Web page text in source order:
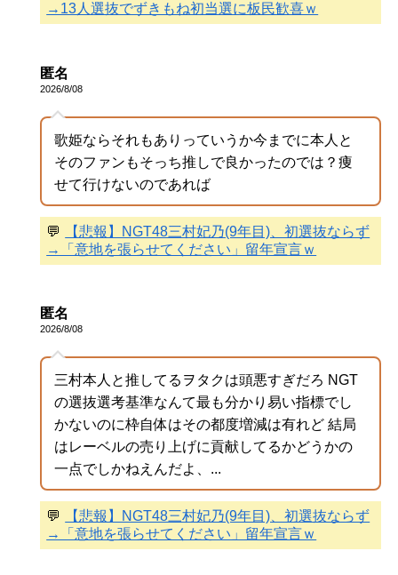
→13人選抜でずきもね初当選に板民歓喜ｗ
匿名
2026/8/08
歌姫ならそれもありっていうか今までに本人と
そのファンもそっち推しで良かったのでは？痩
せて行けないのであれば
💬
【悲報】NGT48三村妃乃(9年目)、初選抜ならず
→「意地を張らせてください」留年宣言ｗ
匿名
2026/8/08
三村本人と推してるヲタクは頭悪すぎだろ NGT
の選抜選考基準なんて最も分かり易い指標でし
かないのに枠自体はその都度増減は有れど 結局
はレーベルの売り上げに貢献してるかどうかの
一点でしかねえんだよ、...
💬
【悲報】NGT48三村妃乃(9年目)、初選抜ならず
→「意地を張らせてください」留年宣言ｗ